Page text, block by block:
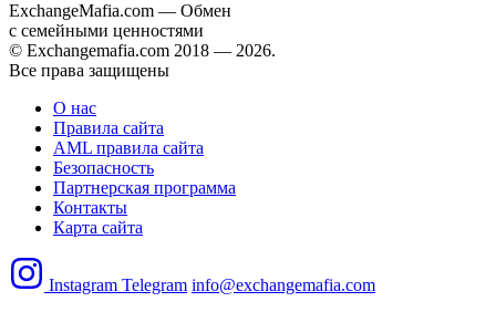
ExchangeMafia.com — Обмен
с семейными ценностями
© Exchangemafia.com 2018 — 2026.
Все права защищены
О нас
Правила сайта
AML правила сайта
Безопасность
Партнерская программа
Контакты
Карта сайта
Instagram Telegram info@exchangemafia.com